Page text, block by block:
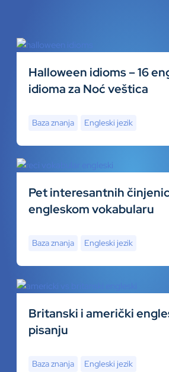
Halloween idioms – 16
idioma za Noć veštica
Baza znanja Engleski jezik
Pet interesantnih
engleskom vokabularu
Baza znanja Engleski jezik
Britanski i američki
pisanju
Baza znanja Engleski jezik